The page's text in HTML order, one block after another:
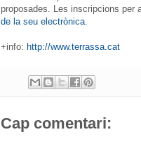
proposades. Les inscripcions
de la seu electrònica.
+info: http://www.terrassa.cat
Cap comentari: